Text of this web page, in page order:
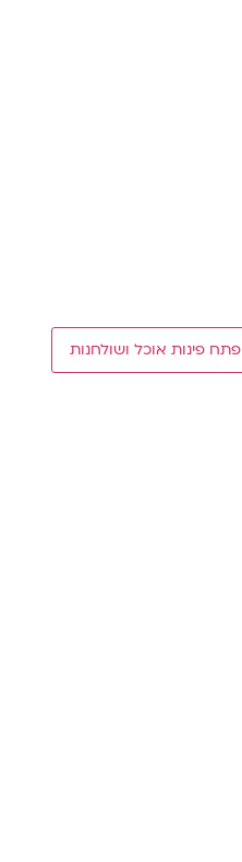
פתח פינות אוכל ושולחנות